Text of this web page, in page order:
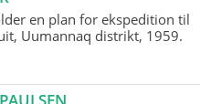
en plan for ekspedition til
Uumannaq distrikt, 1959.